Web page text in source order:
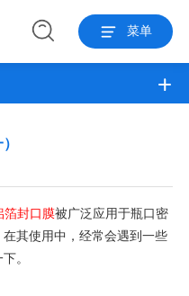
菜单
箔封口膜被广泛应用于瓶口密
其使用中，经常会遇到一些
。